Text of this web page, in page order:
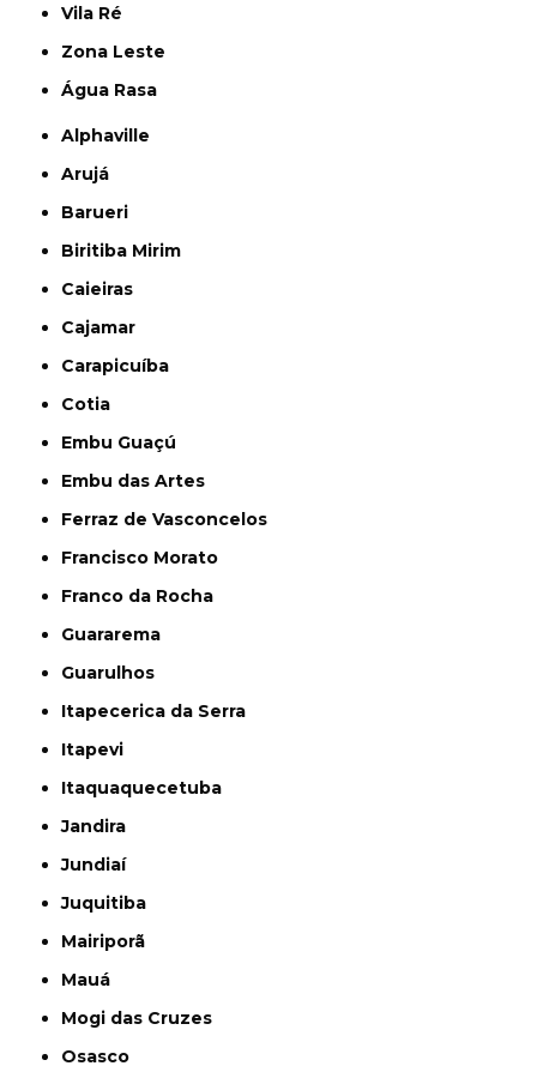
Vila Ré
Zona Leste
Água Rasa
Alphaville
Arujá
Barueri
Biritiba Mirim
Caieiras
Cajamar
Carapicuíba
Cotia
Embu Guaçú
Embu das Artes
Ferraz de Vasconcelos
Francisco Morato
Franco da Rocha
Guararema
Guarulhos
Itapecerica da Serra
Itapevi
Itaquaquecetuba
Jandira
Jundiaí
Juquitiba
Mairiporã
Mauá
Mogi das Cruzes
Osasco